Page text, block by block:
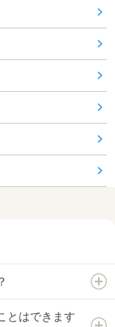
とはできます